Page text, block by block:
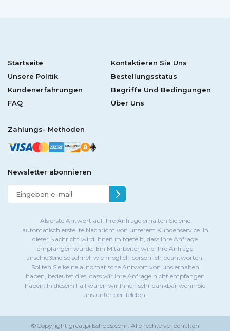
Startseite
Kontaktieren Sie Uns
Unsere Politik
Bestellungsstatus
Kundenerfahrungen
Begriffe Und Bedingungen
FAQ
Über Uns
Zahlungs- Methoden
Newsletter abonnieren
Als erste Antwort auf Ihre Anfrage erhalten Sie eine
automatisch erstellte Nachricht von unserem Kundenservice. In
dieser Nachricht wird Ihnen mitgeteilt, dass Ihre Anfrage
empfangen wurde. Ein Mitarbeiter wird Ihre Anfrage
anschießend so schnell wie möglich persönlich beantworten.
Sollten Sie keine automatische Antwort von uns erhalten
haben, bedeutet dies, dass wir Ihre Anfrage nicht empfangen
haben. In diesem Fall wären wir Ihnen sehr dankbar wenn Sie
uns unter per Telefon.
©Copyright greatpillsshops.com. Alle rechte vorbehalten